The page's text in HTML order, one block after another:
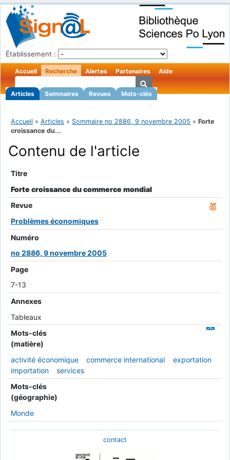
Établissement :
Accueil Recherche
Articles Sommaires Revues Mots-clés
Alertes Partenaires Aide
Accueil » Articles » Sommaire no 2886, 9 novembre 2005 » Forte
croissance du...
Contenu de l'article
Titre
Forte croissance du commerce mondial
Revue
Problèmes économiques
Numéro
no 2886, 9 novembre 2005
Page
7-13
Annexes
Tableaux
Mots-clés
(matière)
activité économique
commerce international
exportation
importation
services
Mots-clés
(géographie)
Monde
contact